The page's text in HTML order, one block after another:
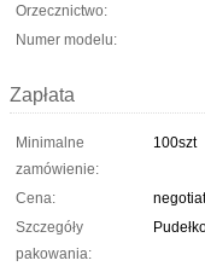
Orzecznictwo:
Numer modelu:
Zapłata
Minimalne
zamówienie:
100szt
Cena:
Szczegóły
pakowania: